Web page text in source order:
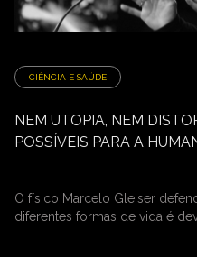
CIÊNCIA E SAÚDE
NEM UTOPIA, NEM
POSSÍVEIS PARA A
O físico Marcelo Gleiser
diferentes formas de vida é